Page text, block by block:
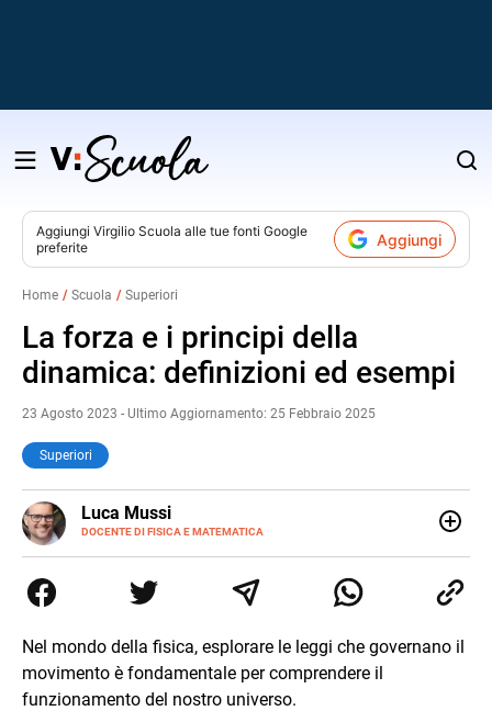
Salta
contenuto
Aggiungi Virgilio Scuola alle tue fonti Google
preferite
Aggiungi
Home Scuola Superiori
La forza e i principi della
dinamica: definizioni ed esempi
23 Agosto 2023 - Ultimo Aggiornamento: 25 Febbraio 2025
Superiori
Luca Mussi
DOCENTE DI FISICA E MATEMATICA
LINKEDIN
ALTRI
SITI
supporto allo studio con sedi a Milano e in Brianza.
Appassionato di cucina, viaggi, e sport come rugby,
imparare.
Nel mondo della fisica, esplorare le leggi che governano il
movimento è fondamentale per comprendere il
funzionamento del nostro universo.